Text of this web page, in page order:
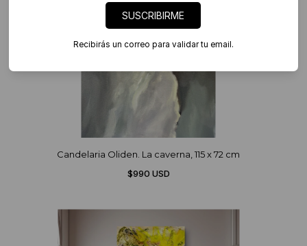
Candelaria Oliden. La caverna, 115 x 72 cm
$990 USD
SUSCRIBIRME
Recibirás un correo para validar tu email.